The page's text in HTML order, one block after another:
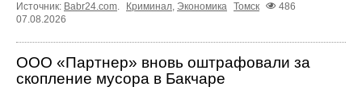
Источник: Babr24.com. Криминал, Экономика Томск
486
07.08.2026
ООО «Партнер» вновь оштрафовали за
скопление мусора в Бакчаре